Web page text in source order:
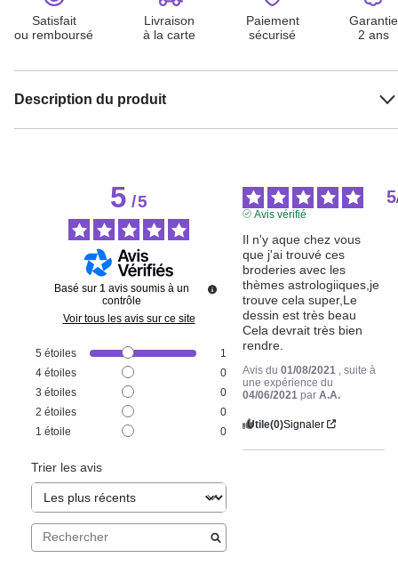
Satisfait
ou remboursé
Livraison
à la carte
Paiement
sécurisé
Garantie
2 ans
Description du produit
5/5
Basé sur 1 avis soumis à un
contrôle
Voir tous les avis sur ce site
5 étoiles
1
4 étoiles
0
3 étoiles
0
2 étoiles
0
1 étoile 0
Trier les avis
5
Avis vérifié
Il n'y aque chez vous
que j'ai trouvé ces
broderies avec les
thèmes astrologiiques,je
trouve cela super,Le
dessin est très beau
Cela devrait très bien
rendre.
Avis du01/08/2021
, suite à
une expérience du
04/06/2021 parA.A.
Utile(0)Signaler